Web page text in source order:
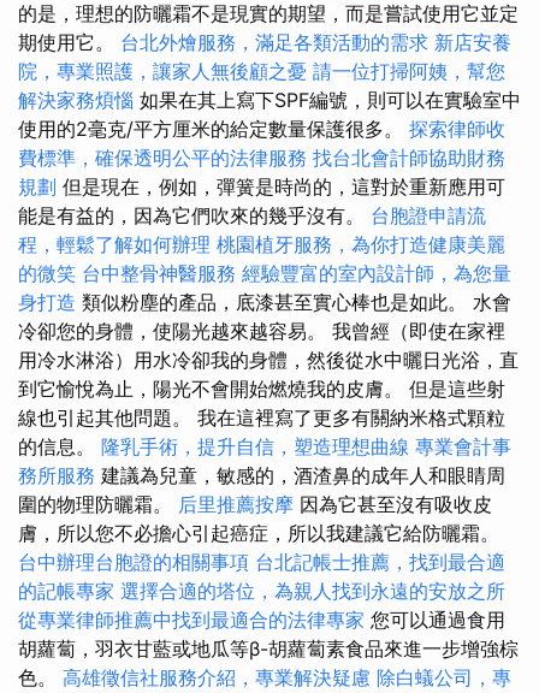
的是，理想的防曬霜不是現實的期望，而是嘗試使用它並定
期使用它。 台北外燴服務，滿足各類活動的需求 新店安養
院，專業照護，讓家人無後顧之憂 請一位打掃阿姨，幫您
解決家務煩惱 如果在其上寫下SPF編號，則可以在實驗室中
使用的2毫克/平方厘米的給定數量保護很多。 探索律師收
費標準，確保透明公平的法律服務 找台北會計師協助財務
規劃 但是現在，例如，彈簧是時尚的，這對於重新應用可
能是有益的，因為它們吹來的幾乎沒有。 台胞證申請流
程，輕鬆了解如何辦理 桃園植牙服務，為你打造健康美麗
的微笑 台中整骨神醫服務 經驗豐富的室內設計師，為您量
身打造 類似粉塵的產品，底漆甚至實心棒也是如此。 水會
冷卻您的身體，使陽光越來越容易。 我曾經（即使在家裡
用冷水淋浴）用水冷卻我的身體，然後從水中曬日光浴，直
到它愉悅為止，陽光不會開始燃燒我的皮膚。 但是這些射
線也引起其他問題。 我在這裡寫了更多有關納米格式顆粒
的信息。 隆乳手術，提升自信，塑造理想曲線 專業會計事
務所服務 建議為兒童，敏感的，酒渣鼻的成年人和眼睛周
圍的物理防曬霜。 后里推薦按摩 因為它甚至沒有吸收皮
膚，所以您不必擔心引起癌症，所以我建議它給防曬霜。
台中辦理台胞證的相關事項 台北記帳士推薦，找到最合適
的記帳專家 選擇合適的塔位，為親人找到永遠的安放之所
從專業律師推薦中找到最適合的法律專家 您可以通過食用
胡蘿蔔，羽衣甘藍或地瓜等β-胡蘿蔔素食品來進一步增強棕
色。 高雄徵信社服務介紹，專業解決疑慮 除白蟻公司，專